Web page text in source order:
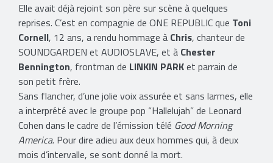
Elle avait déjà rejoint son père sur scène à quelques
reprises. C’est en compagnie de ONE REPUBLIC que Toni
Cornell, 12 ans, a rendu hommage à Chris, chanteur de
SOUNDGARDEN et AUDIOSLAVE, et à Chester
Bennington, frontman de LINKIN PARKet parrain de
son petit frère.
Sans flancher, d’une jolie voix assurée et sans larmes, elle
a interprété avec le groupe pop “Hallelujah” de Leonard
Cohen dans le cadre de l’émission télé Good Morning
America. Pour dire adieu aux deux hommes qui, à deux
mois d’intervalle, se sont donné la mort.